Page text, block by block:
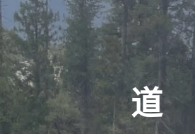
跳至主要内容
道